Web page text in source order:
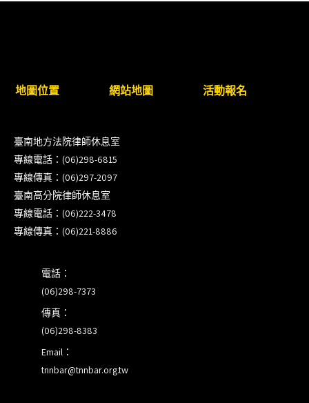
壇｣
訓課程（雲嘉南場）錄取通知已發送
本會訂於115年8月15日(六)上午舉辦「使用AI如何幫
助整理資訊?談法律工作中的應用與風險」課程(8/7
前報名，實體+線上併行)
地圖位置 網站地圖 活動報名
臺南地方法院律師休息室
專線電話：(06)298-6815
專線傳真：(06)297-2097
臺南高分院律師休息室
專線電話：(06)222-3478
專線傳真：(06)221-8886
電話：
(06)298-7373
傳真：
(06)298-8383
Email：
tnnbar@tnnbar.org.tw